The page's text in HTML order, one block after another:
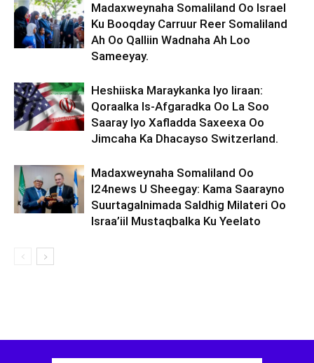
Madaxweynaha Somaliland Oo Israel
Ku Booqday Carruur Reer Somaliland
Ah Oo Qalliin Wadnaha Ah Loo
Sameeyay.
Heshiiska Maraykanka Iyo Iiraan:
Qoraalka Is-Afgaradka Oo La Soo
Saaray Iyo Xafladda Saxeexa Oo
Jimcaha Ka Dhacayso Switzerland.
Madaxweynaha Somaliland Oo
I24news U Sheegay: Kama Saarayno
Suurtagalnimada Saldhig Milateri Oo
Israa’iil Mustaqbalka Ku Yeelato